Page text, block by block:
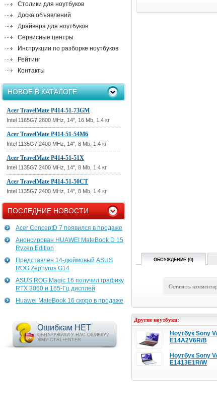
Столики для ноутбуков
Доска объявлений
Драйвера для ноутбуков
Сервисные центры
Инструкции по разборке ноутбуков
Рейтинг
Контакты
НОВОЕ В КАТАЛОГЕ
Acer TravelMate P414-51-73GM
Intel 1165G7 2800 MHz, 14", 16 Mb, 1.4 кг
Acer TravelMate P414-51-54M6
Intel 1135G7 2400 MHz, 14", 8 Mb, 1.4 кг
Acer TravelMate P414-51-51X
Intel 1135G7 2400 MHz, 14", 8 Mb, 1.4 кг
Acer TravelMate P414-51-50CT
Intel 1135G7 2400 MHz, 14", 8 Mb, 1.4 кг
ПОСЛЕДНИЕ НОВОСТИ
Acer ConceptD 7 появился в продаже
Анонсирован HUAWEI MateBook D 15
Ryzen Edition
Представлен 14-дюймовый ASUS
ROG Zephyrus G14
ASUS ROG Magic 16 получил графику
RTX 3060 и 165-Гц дисплей
Huawei MateBook 16 скоро в продаже
Ошибкам НЕТ
ОБНАРУЖИЛИ У НАС ОШИБКУ?
ЖМИ CTRL+ENTER
ОБСУЖДЕНИЕ (0)
Оставить
Другие ноутбуки:
Ноутбук Sony
E14A2V6R/B
Ноутбук Sony
E1413E1R/W